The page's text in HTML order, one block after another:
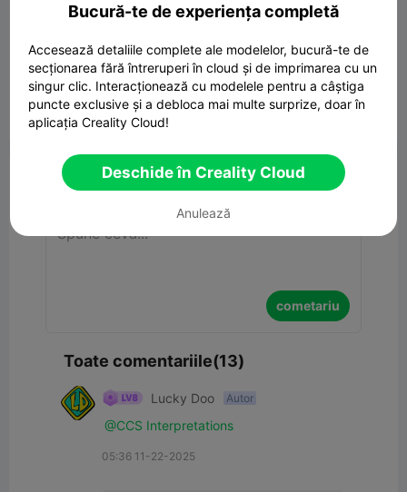
 Raport
cometariu
cometariu
Toate comentariile(13)
Lucky Doo Autor
@CCS Interpretations
05:36 11-22-2025
Bucură-te de experiența completă
Accesează detaliile complete ale modelelor, bucură-te de
secționarea fără întreruperi în cloud și de imprimarea cu un
singur clic. Interacționează cu modelele pentru a câștiga
puncte exclusive și a debloca mai multe surprize, doar în
aplicația Creality Cloud!
Deschide în Creality Cloud
Anulează